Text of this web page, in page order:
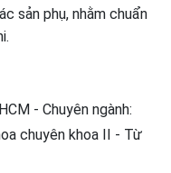
sản phụ, nhằm chuẩn
- Chuyên ngành:
chuyên khoa II - Từ